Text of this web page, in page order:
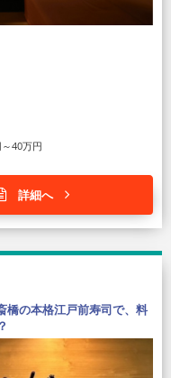
40万円
詳細へ
橋の本格江戸前寿司で、料